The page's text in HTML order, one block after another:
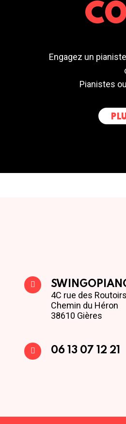
Engagez un
Pianistes
4C rue des Routoirs
Chemin du Héron
38610 Gières
06 13 07 12 21